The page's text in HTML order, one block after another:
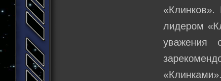
«Клинков».
лидером
уважения